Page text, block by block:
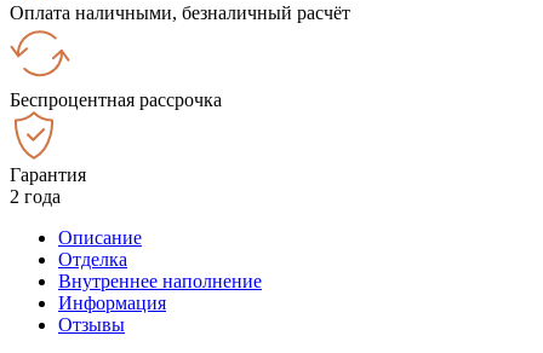
Оплата наличными, безналичный расчёт
Беспроцентная рассрочка
Гарантия
2 года
Описание
Отделка
Внутреннее наполнение
Информация
Отзывы